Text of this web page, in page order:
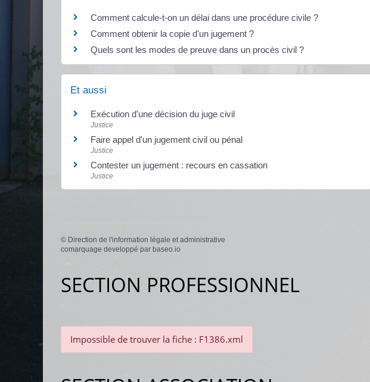
Comment calcule-t-on un délai dans une procédure civile ?
Comment obtenir la copie d'un jugement ?
Quels sont les modes de preuve dans un procès civil ?
Et aussi
Exécution d'une décision du juge civil
Justice
Faire appel d'un jugement civil ou pénal
Justice
Contester un jugement : recours en cassation
Justice
© Direction de l'information légale et administrative
comarquage developpé par baseo.io
SECTION PROFESSIONNEL
Impossible de trouver la fiche : F1386.xml